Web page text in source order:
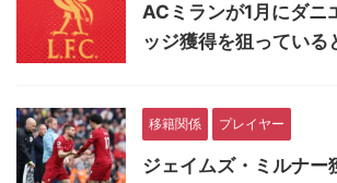
ACミランが1月にダニ
ッジ獲得を狙っている
移籍関係 プレイヤー
ジェイムズ・ミルナー